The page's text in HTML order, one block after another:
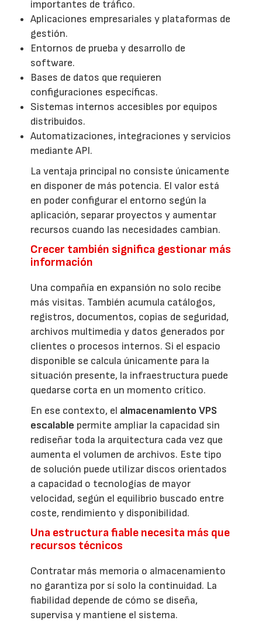
importantes de tráfico.
Aplicaciones empresariales y plataformas de
gestión.
Entornos de prueba y desarrollo de
software.
Bases de datos que requieren
configuraciones específicas.
Sistemas internos accesibles por equipos
distribuidos.
Automatizaciones, integraciones y servicios
mediante API.
La ventaja principal no consiste únicamente
en disponer de más potencia. El valor está
en poder configurar el entorno según la
aplicación, separar proyectos y aumentar
recursos cuando las necesidades cambian.
Crecer también significa gestionar más
información
Una compañía en expansión no solo recibe
más visitas. También acumula catálogos,
registros, documentos, copias de seguridad,
archivos multimedia y datos generados por
clientes o procesos internos. Si el espacio
disponible se calcula únicamente para la
situación presente, la infraestructura puede
quedarse corta en un momento crítico.
En ese contexto, el almacenamiento VPS
escalable permite ampliar la capacidad sin
rediseñar toda la arquitectura cada vez que
aumenta el volumen de archivos. Este tipo
de solución puede utilizar discos orientados
a capacidad o tecnologías de mayor
velocidad, según el equilibrio buscado entre
coste, rendimiento y disponibilidad.
Una estructura fiable necesita más que
recursos técnicos
Contratar más memoria o almacenamiento
no garantiza por sí solo la continuidad. La
fiabilidad depende de cómo se diseña,
supervisa y mantiene el sistema.